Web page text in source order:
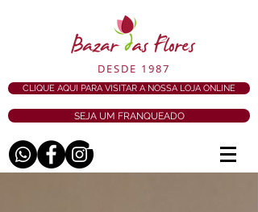
DESDE 1987
CLIQUE AQUI PARA VISITAR A NOSSA LOJA ONLINE
SEJA UM FRANQUEADO
BLOG